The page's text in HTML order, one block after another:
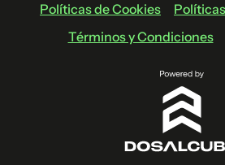
Políticas de Cookies
Términos y Condiciones